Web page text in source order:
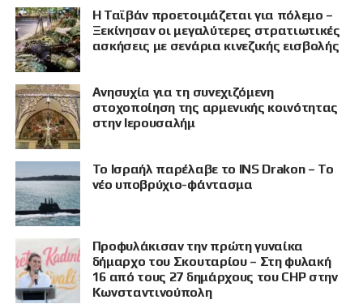
Η Ταϊβάν προετοιμάζεται για πόλεμο –
Ξεκίνησαν οι μεγαλύτερες στρατιωτικές
ασκήσεις με σενάρια κινεζικής εισβολής
Ανησυχία για τη συνεχιζόμενη
στοχοποίηση της αρμενικής κοινότητας
στην Ιερουσαλήμ
Το Ισραήλ παρέλαβε το INS Drakon – Το
νέο υποβρύχιο-φάντασμα
Προφυλάκισαν την πρώτη γυναίκα
δήμαρχο του Σκουταρίου – Στη φυλακή
16 από τους 27 δημάρχους του CHP στην
Κωνσταντινούπολη